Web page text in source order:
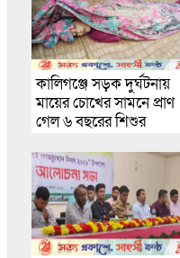
কালিগঞ্জে সড়ক দুর্ঘটনায়
মায়ের চোখের সামনে প্রাণ
গেল ৬ বছরের শিশুর